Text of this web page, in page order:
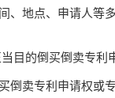
、地点、申请人等
的倒买倒卖专利
倒卖专利申请权或